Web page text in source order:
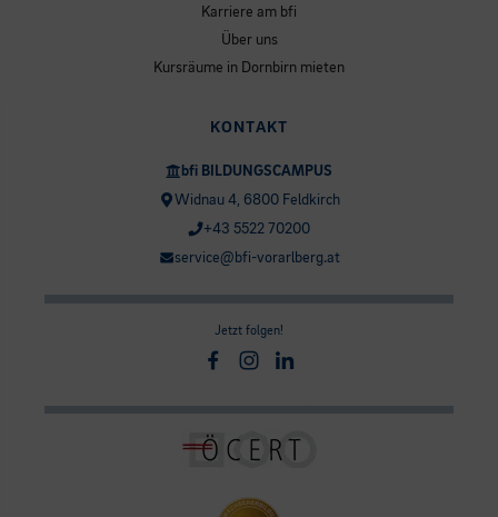
Karriere am bfi
Über uns
Kursräume in Dornbirn mieten
KONTAKT
bfi BILDUNGSCAMPUS
Widnau 4, 6800 Feldkirch
+43 5522 70200
service@bfi-vorarlberg.at
Jetzt folgen!
Facebook
Instagram
Linkedin